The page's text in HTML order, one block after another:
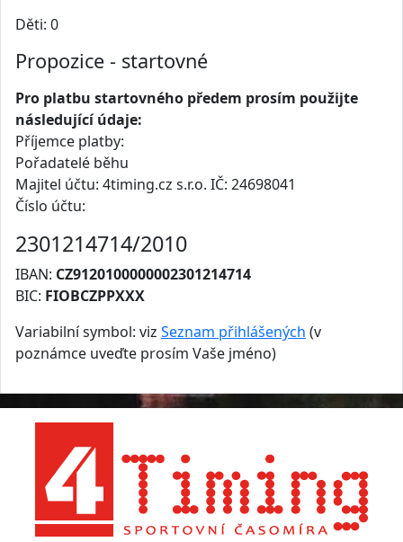
Děti: 0
Propozice - startovné
Pro platbu startovného předem prosím použijte
následující údaje:
Příjemce platby:
Pořadatelé běhu
Majitel účtu: 4timing.cz s.r.o. IČ: 24698041
Číslo účtu:
2301214714/2010
IBAN: CZ9120100000002301214714
BIC: FIOBCZPPXXX
Variabilní symbol: viz Seznam přihlášených (v
poznámce uveďte prosím Vaše jméno)